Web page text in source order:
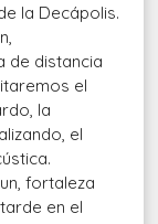
la Decápolis.
de distancia
el
la
el
fortaleza
en el